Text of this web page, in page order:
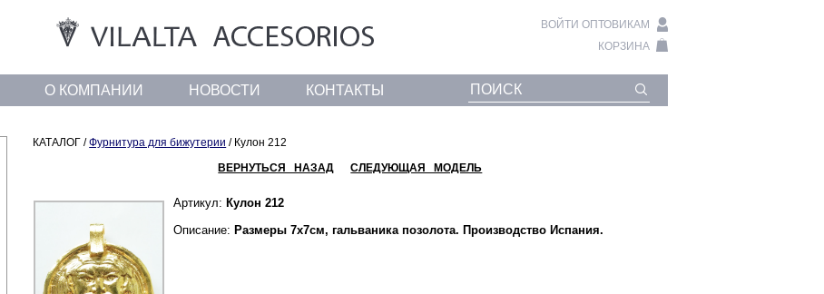
ВОЙТИ ОПТОВИКАМ
КОРЗИНА
О КОМПАНИИ НОВОСТИ КОНТАКТЫ
КАТАЛОГ /Фурнитура для бижутерии / Кулон 212
ВЕРНУТЬСЯ НАЗАД
СЛЕДУЮЩАЯ МОДЕЛЬ
Артикул: Кулон 212
Описание: Размеры 7х7см, гальваника позолота. Производство Испания.